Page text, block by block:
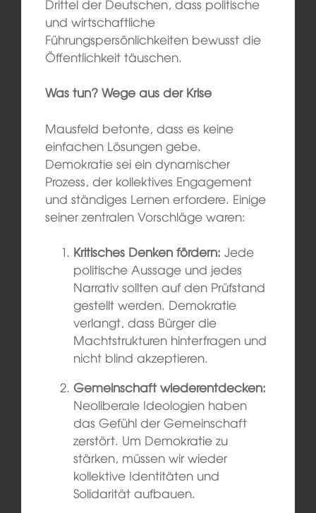
Drittel der Deutschen, dass politische
und wirtschaftliche
Führungspersönlichkeiten bewusst die
Öffentlichkeit täuschen.
Was tun? Wege aus der Krise
Mausfeld betonte, dass es keine
einfachen Lösungen gebe.
Demokratie sei ein dynamischer
Prozess, der kollektives Engagement
und ständiges Lernen erfordere. Einige
seiner zentralen Vorschläge waren:
Kritisches Denken fördern: Jede
politische Aussage und jedes
Narrativ sollten auf den Prüfstand
gestellt werden. Demokratie
verlangt, dass Bürger die
Machtstrukturen hinterfragen und
nicht blind akzeptieren.
Gemeinschaft wiederentdecken:
Neoliberale Ideologien haben
das Gefühl der Gemeinschaft
zerstört. Um Demokratie zu
stärken, müssen wir wieder
kollektive Identitäten und
Solidarität aufbauen.